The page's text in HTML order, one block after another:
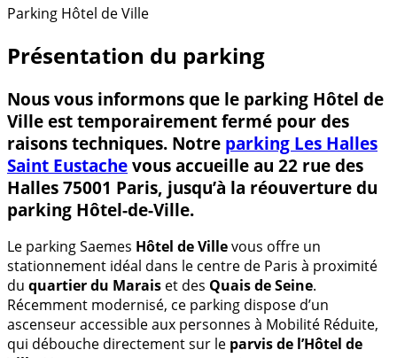
Parking Hôtel de Ville
Présentation du parking
Nous vous informons que le parking Hôtel de
Ville est temporairement fermé pour des
raisons techniques. Notre parking Les Halles
Saint Eustache vous accueille au 22 rue des
Halles 75001 Paris, jusqu’à la réouverture du
parking Hôtel-de-Ville.
Le parking Saemes Hôtel de Villevous offre un
stationnement idéal dans le centre de Paris à proximité
du quartier du Marais et des Quais de Seine.
Récemment modernisé, ce parking dispose d’un
ascenseur accessible aux personnes à Mobilité Réduite,
qui débouche directement sur le parvis de l’Hôtel de